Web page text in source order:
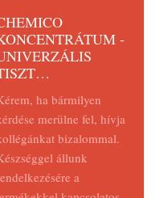
-
ha bármilyen
merülne fel, hívja
bizalommal.
állunk
a